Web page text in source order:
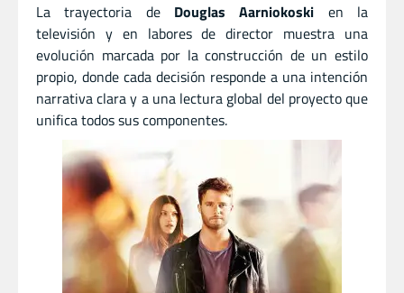
La trayectoria de Douglas Aarniokoski en la
televisión y en labores de director muestra una
evolución marcada por la construcción de un estilo
propio, donde cada decisión responde a una intención
narrativa clara y a una lectura global del proyecto que
unifica todos sus componentes.